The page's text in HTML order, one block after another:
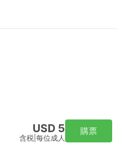
USD 5
含税 每位成人
購票